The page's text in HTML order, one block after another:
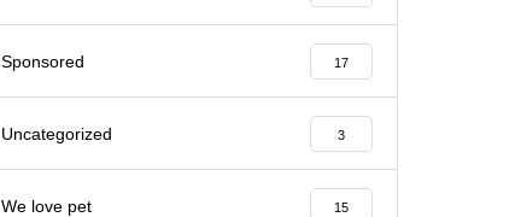
【NEW OPEN】naitre.hair（ネ
Sponsored 17
Uncategorized 3
We love pet 15